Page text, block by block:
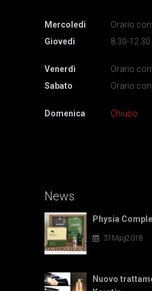
Mercoledì
Orario
Giovedì
8.30-
Venerdì
Orario
Sabato
Orario
Domenica Chiuso
News
Physia
31Mag2018
Nuovo